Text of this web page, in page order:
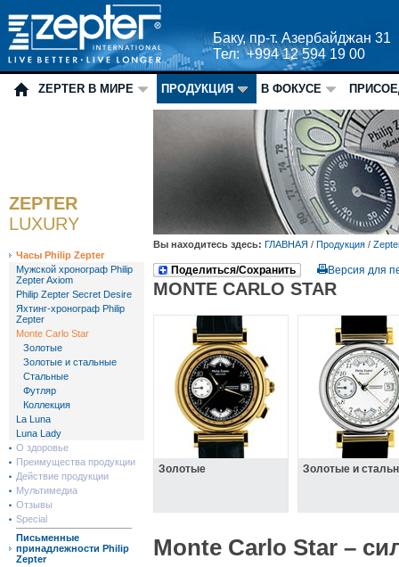
Баку, пр-т. Азербайджан 31
Тел: +994 12 594 19 00
ZEPTER В МИРЕ ПРОДУКЦИЯ В ФОКУСЕ
ZEPTER
LUXURY
Часы Philip Zepter
Мужской хронограф Philip
Zepter Axiom
Philip Zepter Secret Desire
Яхтинг-хронограф Philip
Zepter
Monte Carlo Star
Золотые
Золотые и стальные
Стальные
Футляр
Коллекция
La Luna
Luna Lady
О здоровье
Преимущества продукции
Действие продукции
Мультимедиа
Отзывы
Special
Письменные
принадлежности Philip
Zepter
Вы находитесь здесь: ГЛАВНАЯ / Продукция /
Поделиться/Сохранить Версия для
MONTE CARLO STAR
Золотые Золотые и
Monte Carlo Star –